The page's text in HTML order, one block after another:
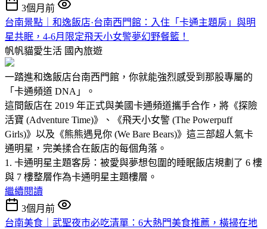
3個月前
台南景點｜和逸飯店·台南西門館：入住「卡通主題房」與明
星共眠，4-6月限定飛天小女警夢幻野餐籃！
帆帆貓愛生活 國內旅遊
一踏進和逸飯店台南西門館，你就能強烈感受到那股專屬的
「卡通頻道 DNA」。
這間飯店在 2019 年正式與美國卡通頻道攜手合作，將《探險
活寶 (Adventure Time)》、《飛天小女警 (The Powerpuff
Girls)》以及《熊熊遇見你 (We Bare Bears)》這三部超人氣卡
通明星，完美揉合在飯店的每個角落。
1. 卡通明星主題客房：被愛與夢想包圍的睡眠飯店規劃了 6 樓
與 7 樓整層作為卡通明星主題樓層。
繼續閱讀
3個月前
台南美食｜武聖夜市必吃清單：6大熱門美食推薦，橫掃在地